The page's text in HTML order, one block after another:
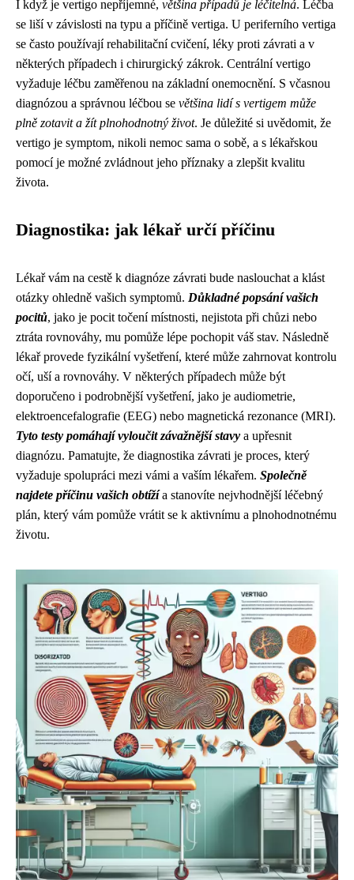
I když je vertigo nepříjemné, většina případů je léčitelná. Léčba
se liší v závislosti na typu a příčině vertiga. U periferního vertiga
se často používají rehabilitační cvičení, léky proti závrati a v
některých případech i chirurgický zákrok. Centrální vertigo
vyžaduje léčbu zaměřenou na základní onemocnění. S včasnou
diagnózou a správnou léčbou se většina lidí s vertigem může
plně zotavit a žít plnohodnotný život. Je důležité si uvědomit, že
vertigo je symptom, nikoli nemoc sama o sobě, a s lékařskou
pomocí je možné zvládnout jeho příznaky a zlepšit kvalitu
života.
Diagnostika: jak lékař určí příčinu
Lékař vám na cestě k diagnóze závrati bude naslouchat a klást
otázky ohledně vašich symptomů. Důkladné popsání vašich
pocitů, jako je pocit točení místnosti, nejistota při chůzi nebo
ztráta rovnováhy, mu pomůže lépe pochopit váš stav. Následně
lékař provede fyzikální vyšetření, které může zahrnovat kontrolu
očí, uší a rovnováhy. V některých případech může být
doporučeno i podrobnější vyšetření, jako je audiometrie,
elektroencefalografie (EEG) nebo magnetická rezonance (MRI).
Tyto testy pomáhají vyloučit závažnější stavy a upřesnit
diagnózu. Pamatujte, že diagnostika závrati je proces, který
vyžaduje spolupráci mezi vámi a vaším lékařem. Společně
najdete příčinu vašich obtížía stanovíte nejvhodnější léčebný
plán, který vám pomůže vrátit se k aktivnímu a plnohodnotnému
životu.